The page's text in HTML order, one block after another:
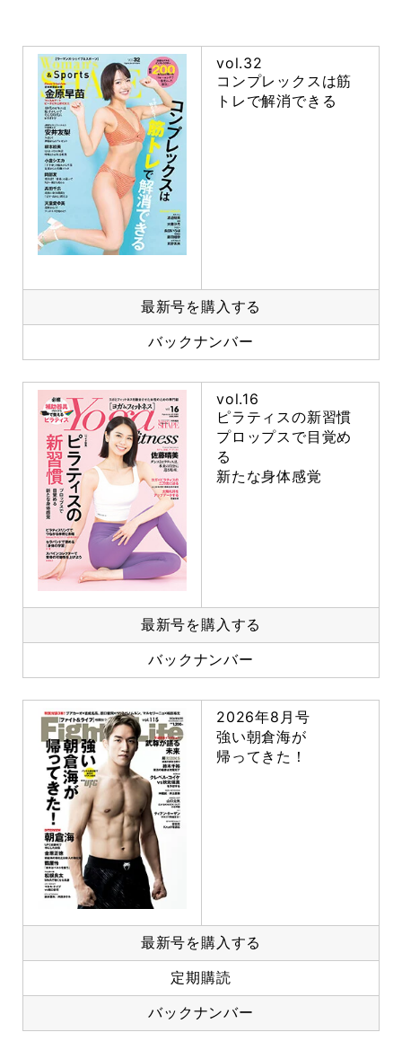
vol.32
コンプレックスは筋
トレで解消できる
最新号を購入する
バックナンバー
vol.16
ピラティスの新習慣
プロップスで目覚め
る
新たな身体感覚
最新号を購入する
バックナンバー
2026年8月号
強い朝倉海が
帰ってきた！
最新号を購入する
定期購読
バックナンバー